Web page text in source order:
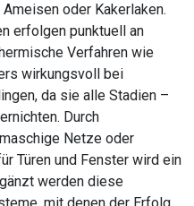
oder Kakerlaken.
erfolgen punktuell an
Verfahren wie
wirkungsvoll bei
da sie alle Stadien –
Durch
Netze oder
Türen und Fenster wird ein
werden diese